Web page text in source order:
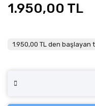
1.950,00 TL
1.950,00 TL den başlayan